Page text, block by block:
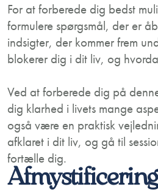
For at forberede dig bedst
formulere spørgsmål, der er
indsigter, der kommer frem
blokerer dig i dit liv, og
Ved at forberede dig på
dig klarhed i livets mange
også være en praktisk
afklaret i dit liv, og gå til
fortælle dig.